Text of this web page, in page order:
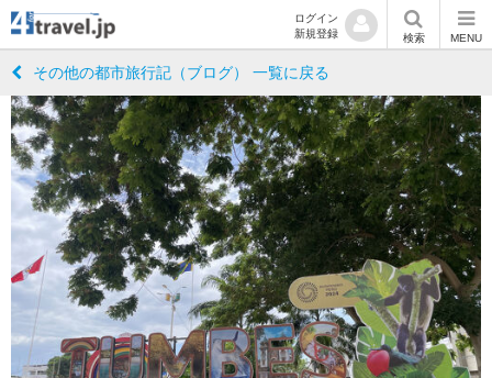
ログイン
新規登録
検索 MENU
その他の都市旅行記（ブログ） 一覧に戻る